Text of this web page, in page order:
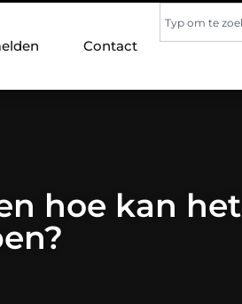
Contact
hoe kan het